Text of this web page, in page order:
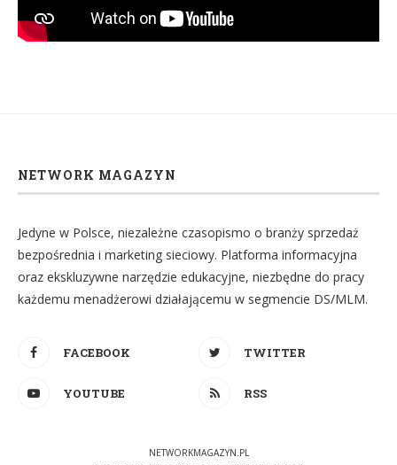
NETWORK MAGAZYN
Jedyne w Polsce, niezależne czasopismo o branży sprzedaż
bezpośrednia i marketing sieciowy. Platforma informacyjna
oraz ekskluzywne narzędzie edukacyjne, niezbędne do pracy
każdemu menadżerowi działającemu w segmencie DS/MLM.
FACEBOOK TWITTER
YOUTUBE RSS
NETWORKMAGAZYN.PL